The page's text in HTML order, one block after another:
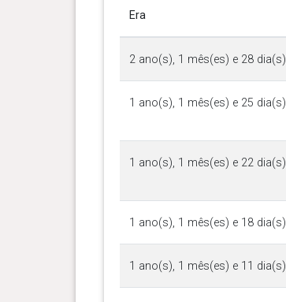
Era
2 ano(s), 1 mês(es) e 28 dia(s)
1 ano(s), 1 mês(es) e 25 dia(s)
1 ano(s), 1 mês(es) e 22 dia(s)
1 ano(s), 1 mês(es) e 18 dia(s)
1 ano(s), 1 mês(es) e 11 dia(s)